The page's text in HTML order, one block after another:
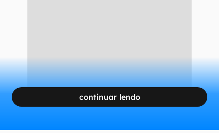
continuar lendo